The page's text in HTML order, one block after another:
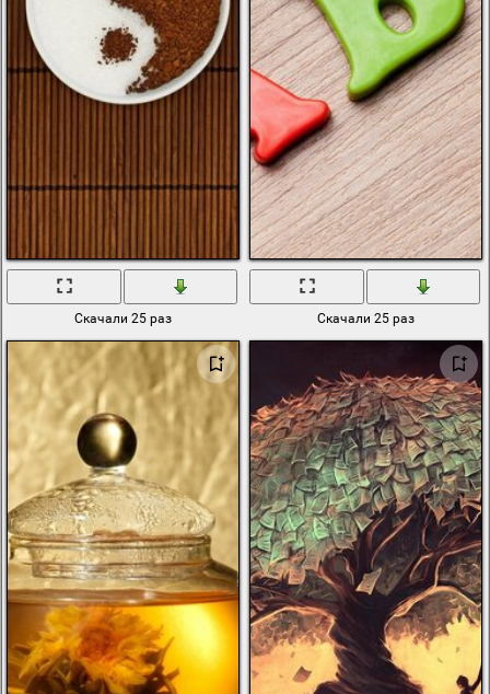
Скачали 25 раз Скачали 25 раз